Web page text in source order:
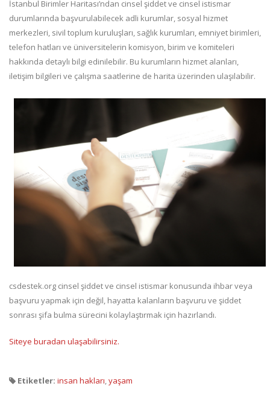
İstanbul Birimler Haritası’ndan cinsel şiddet ve cinsel istismar
durumlarında başvurulabilecek adli kurumlar, sosyal hizmet
merkezleri, sivil toplum kuruluşları, sağlık kurumları, emniyet birimleri,
telefon hatları ve üniversitelerin komisyon, birim ve komiteleri
hakkında detaylı bilgi edinilebilir. Bu kurumların hizmet alanları,
iletişim bilgileri ve çalışma saatlerine de harita üzerinden ulaşılabilir.
csdestek.org cinsel şiddet ve cinsel istismar konusunda ihbar veya
başvuru yapmak için değil, hayatta kalanların başvuru ve şiddet
sonrası şifa bulma sürecini kolaylaştırmak için hazırlandı.
Siteye buradan ulaşabilirsiniz.
Etiketler: insan hakları yaşam